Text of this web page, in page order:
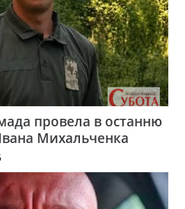
провела в останню
Михальченка